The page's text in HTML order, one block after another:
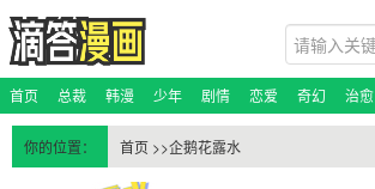
首页 总裁 韩漫 少年 剧情 恋爱 奇幻 治愈
恐怖悬疑
科幻 玄幻 校园 百合 脑洞 蔷薇
你的位置： 首页 >>企鹅花露水